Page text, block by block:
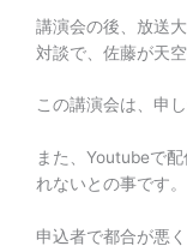
講演会の後、放送
対談で、佐藤が天
この講演会は、申
また、Youtubeで
れないとの事です。
申込者で都合が悪